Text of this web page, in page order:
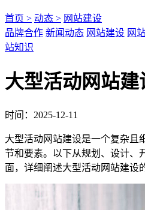
首页 > 动态 > 网站建设
品牌合作 新闻动态 网站建设 网
站知识
大型活动网站建
时间：2025-12-11
大型活动网站建设是一个复杂且
节和要素。以下从规划、设计、
面，详细阐述大型活动网站建设